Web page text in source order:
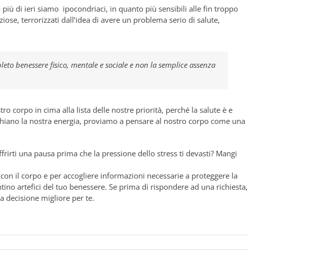
più di ieri siamo ipocondriaci, in quanto più sensibili alle fin troppo
terrorizzati dall’idea di avere un problema serio di salute,
benessere fisico, mentale e sociale e non la semplice assenza
corpo in cima alla lista delle nostre priorità, perché la salute è e
la nostra energia, proviamo a pensare al nostro corpo come una
una pausa prima che la pressione dello stress ti devasti? Mangi
il corpo e per accogliere informazioni necessarie a proteggere la
artefici del tuo benessere. Se prima di rispondere ad una richiesta,
decisione migliore per te.